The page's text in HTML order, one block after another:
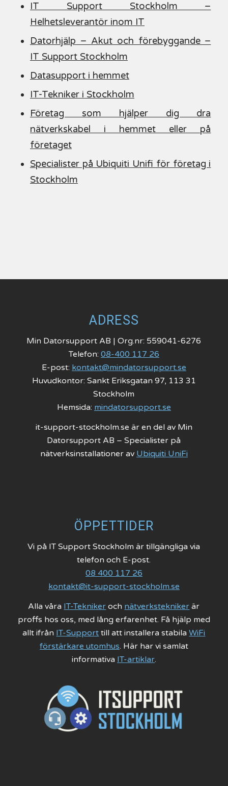
IT Support Stockholm –
Helhetsleverantör inom IT
Datorhjälp – Akut och förebyggande –
IT Support Stockholm
Datasupport i hemmet
IT-Tekniker i Stockholm
Företag som hjälper dig dra
nätverkskabel i hemmet eller på
företaget
Specialister på Ubiquiti Unifi för företag i
Stockholm
ADRESS
Min Datorsupport AB | Org.nr: 559041-6276
Telefon: 08-400 117 26
E-post: kontakt@mindatorsupport.se
Huvudkontor: Sankt Eriksgatan 97, 113 31
Stockholm
Hemsida: mindatorsupport.se
it-support-stockholm.se är en del av Min
Datorsupport AB – Specialister på
nätverksinstallationer av Ubiquiti UniFi
ÖPPETTIDER
Vi på IT Support Stockholm är tillgängliga via
telefon och E-post.
08 400 117 26
kontakt@it-support-stockholm.se
Alla våra IT-Tekniker och nätverkstekniker är
proffs hos oss, med lång erfarenhet. Få hjälp med
allt ifrån IT-Support till att installera stabilaWiFi
förstärkare utomhus. Här har vi samlat
informativa IT-artiklar.